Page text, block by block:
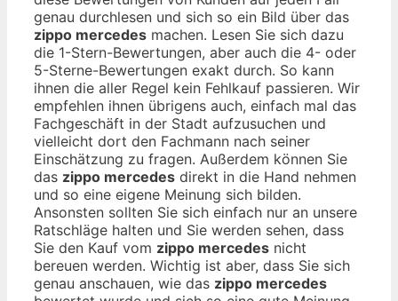
genau durchlesen und sich so ein Bild über das
zippo mercedes machen. Lesen Sie sich dazu
die 1-Stern-Bewertungen, aber auch die 4- oder
5-Sterne-Bewertungen exakt durch. So kann
ihnen die aller Regel kein Fehlkauf passieren. Wir
empfehlen ihnen übrigens auch, einfach mal das
Fachgeschäft in der Stadt aufzusuchen und
vielleicht dort den Fachmann nach seiner
Einschätzung zu fragen. Außerdem können Sie
das zippo mercedes direkt in die Hand nehmen
und so eine eigene Meinung sich bilden.
Ansonsten sollten Sie sich einfach nur an unsere
Ratschläge halten und Sie werden sehen, dass
Sie den Kauf vom zippo mercedes nicht
bereuen werden. Wichtig ist aber, dass Sie sich
genau anschauen, wie das zippo mercedes